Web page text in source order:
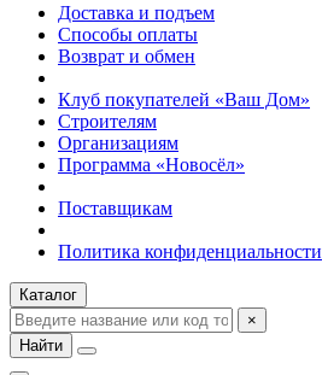
Доставка и подъем
Способы оплаты
Возврат и обмен
Клуб покупателей «Ваш Дом»
Строителям
Организациям
Программа «Новосёл»
Поставщикам
Политика конфиденциальности
Каталог
×
Найти